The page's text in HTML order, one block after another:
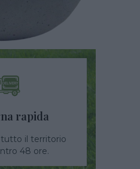
rapida
il territorio
48 ore.